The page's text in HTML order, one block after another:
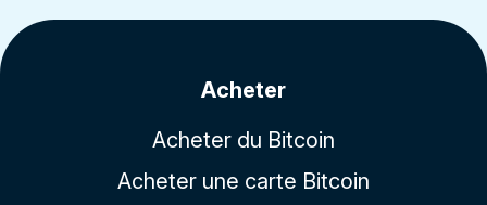
Acheter
Acheter du Bitcoin
Acheter une carte Bitcoin